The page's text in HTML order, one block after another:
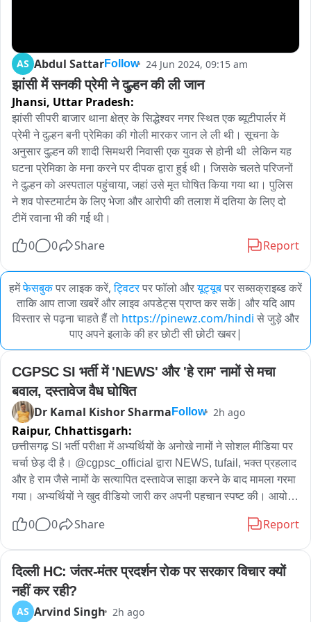
AS Abdul SattarFollow 24 Jun 2024, 09:15 am
झांसी में सनकी प्रेमी ने दुल्हन की ली जान
Jhansi, Uttar Pradesh:
झांसी सीपरी बाजार थाना क्षेत्र के सिद्धेश्वर नगर स्थित एक ब्यूटीपार्लर में
प्रेमी ने दुल्हन बनी प्रेमिका की गोली मारकर जान ले ली थी। सूचना के
अनुसार दुल्हन की शादी सिमथरी निवासी एक युवक से होनी थी  लेकिन यह
घटना प्रेमिका के मना करने पर दीपक द्वारा हुई थी। जिसके चलते परिजनों
ने दुल्हन को अस्पताल पहुंचाया, जहां उसे मृत घोषित किया गया था। पुलिस
ने शव पोस्टमार्टम के लिए भेजा और आरोपी की तलाश में दतिया के लिए दो
टीमें रवाना भी की गई थी।
0
0 Share Report
हमेंफेसबुकपर लाइक करें, ट्विटरपर फॉलो औरयूट्यूबपर सब्सक्राइब्ड करें
ताकि आप ताजा खबरें और लाइव अपडेट्स प्राप्त कर सकें| और यदि आप
विस्तार से पढ़ना चाहते हैं तो https://pinewz.com/hindi से जुड़े और
पाए अपने इलाके की हर छोटी सी छोटी खबर|
CGPSC SI भर्ती में 'NEWS' और 'हे राम' नामों से मचा
बवाल, दस्तावेज वैध घोषित
Dr Kamal Kishor Sharma Follow 2h ago
Raipur, Chhattisgarh:
छत्तीसगढ़ SI भर्ती परीक्षा में अभ्यर्थियों के अनोखे नामों ने सोशल मीडिया पर
चर्चा छेड़ दी है। @cgpsc_official द्वारा NEWS, tufail, भक्त प्रहलाद
और हे राम जैसे नामों के सत्यापित दस्तावेज साझा करने के बाद मामला गरमा
गया। अभ्यर्थियों ने खुद वीडियो जारी कर अपनी पहचान स्पष्ट की। आयोग
HeyRam, SpaceRani समेत सभी साथियों को अब मेंस की तैयारी के
0 0 Share Report
दिल्ली HC: जंतर-मंतर प्रदर्शन रोक पर सरकार विचार क्यों
नहीं कर रही?
AS Arvind Singh 2h ago